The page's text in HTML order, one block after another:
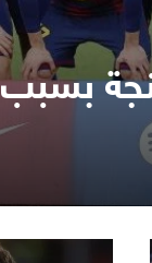
بسبب